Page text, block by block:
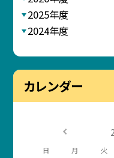
2025年度
2024年度
カレンダー
日 月 火